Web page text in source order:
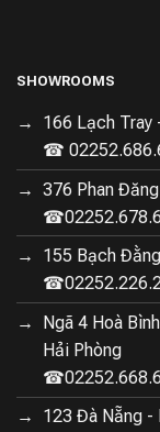
SHOWROOMS
166 Lạch Tray
☎
376 Phan
155 Bạch
Ngã 4 Hoà
Hải Phòng
123 Đà Nẵng -